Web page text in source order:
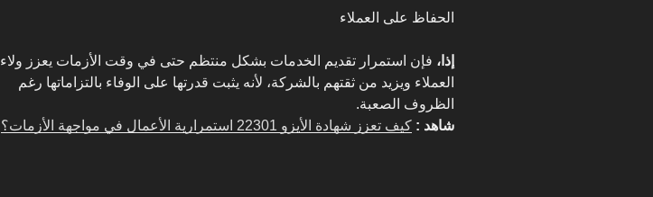
الحفاظ على العملاء
إذا، فإن استمرار تقديم الخدمات بشكل منتظم حتى في وقت الأزمات يعزز ولاء
العملاء ويزيد من ثقتهم بالشركة، لأنه يثبت قدرتها على الوفاء بالتزاماتها رغم
الظروف الصعبة.
شاهد : كيف تعزز شهادة الأيزو 22301 استمرارية الأعمال في مواجهة الأزمات؟